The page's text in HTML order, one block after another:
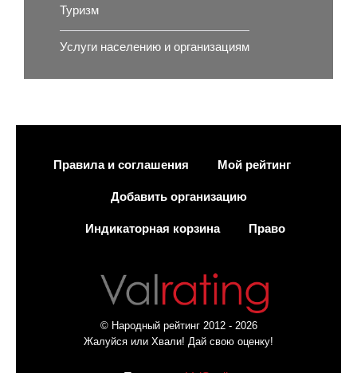
Туризм
Услуги населению и организациям
Правила и соглашения Мой рейтинг
Добавить организацию
Индикаторная корзина Право
© Народный рейтинг 2012 - 2026
Жалуйся или Хвали! Дай свою оценку!